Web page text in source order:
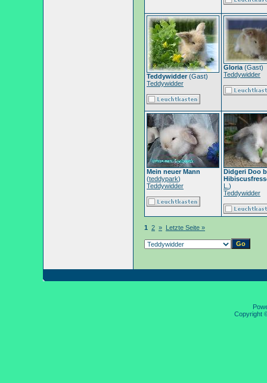
Teddywidder(Gast)
Teddywidder
Gloria (Gast)
Teddywidder
Mein neuer Mann
(teddypark)
Teddywidder
Didgeri Doo
L. )
Teddywidder
1 2 » Letzte Seite »
Copyright